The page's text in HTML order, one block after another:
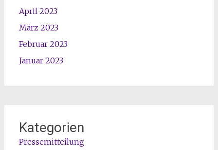
April 2023
März 2023
Februar 2023
Januar 2023
Kategorien
Pressemitteilung